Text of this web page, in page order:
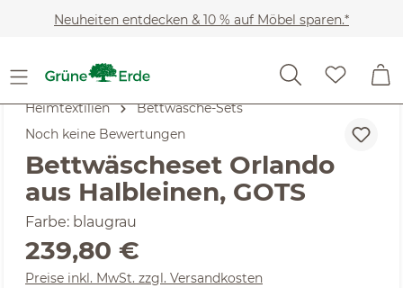
Zum Hauptinhalt springen
Neuheiten entdecken & 10 % auf Möbel sparen.*
Heimtextilien
Bettwäsche-Sets
Noch keine Bewertungen
Bettwäscheset Orlando
aus Halbleinen, GOTS
Farbe: blaugrau
Regulärer Preis:
239,80 €
Preise inkl. MwSt. zzgl. Versandkosten